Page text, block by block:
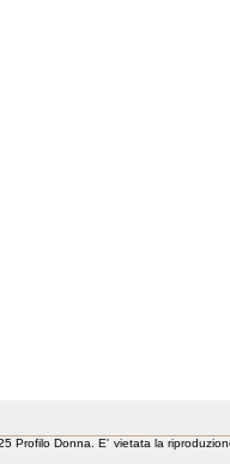
Profilo Donna. E' vietata la